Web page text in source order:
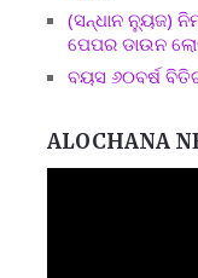
(ସନ୍ଧାନ ନ୍ୟୁଜ)
ପେପର ଡାଉନ
ବୟସ ୬୦ବର୍ଷ
ALOCHANA